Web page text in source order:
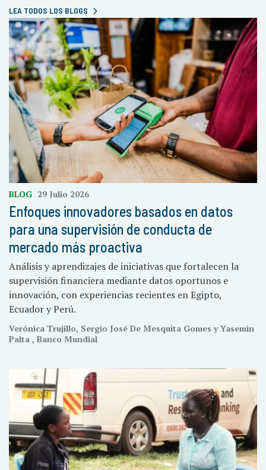
LEA TODOS LOS BLOGS
BLOG 29 Julio 2026
Enfoques innovadores basados en datos
para una supervisión de conducta de
mercado más proactiva
Análisis y aprendizajes de iniciativas que fortalecen la
supervisión financiera mediante datos oportunos e
innovación, con experiencias recientes en Egipto,
Ecuador y Perú.
Verónica Trujillo, Sergio José De Mesquita Gomes y Yasemin
Palta , Banco Mundial